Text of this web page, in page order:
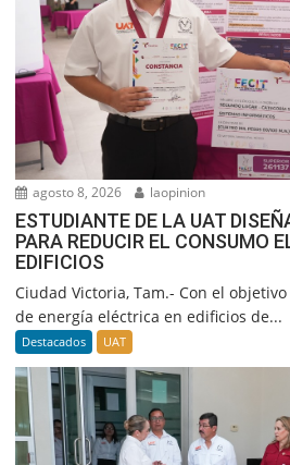
agosto 8, 2026 laopinion
ESTUDIANTE DE LA UAT
PARA REDUCIR EL CONSUMO
EDIFICIOS
Ciudad Victoria, Tam.- Con el
de energía eléctrica en edificios de...
Destacados UAT